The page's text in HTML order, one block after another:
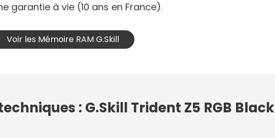
garantie à vie (10 ans en France).
Voir les Mémoire RAM G.Skill
: G.Skill Trident Z5 RGB